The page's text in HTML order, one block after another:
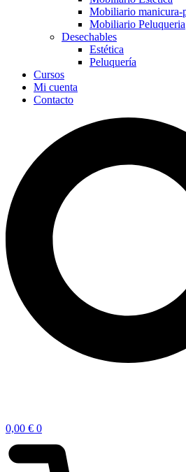
Mobiliario manicura-
Mobiliario Peluqueria
Desechables
Estética
Peluquería
Cursos
Mi cuenta
Contacto
0,00 € 0